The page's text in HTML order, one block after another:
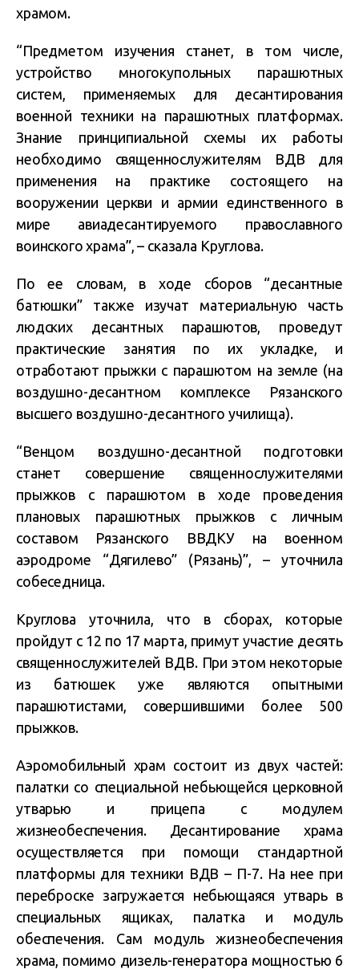
храмом.
“Предметом изучения станет, в том числе,
устройство многокупольных парашютных
систем, применяемых для десантирования
военной техники на парашютных платформах.
Знание принципиальной схемы их работы
необходимо священнослужителям ВДВ для
применения на практике состоящего на
вооружении церкви и армии единственного в
мире авиадесантируемого православного
воинского храма”, – сказала Круглова.
По ее словам, в ходе сборов “десантные
батюшки” также изучат материальную часть
людских десантных парашютов, проведут
практические занятия по их укладке, и
отработают прыжки с парашютом на земле (на
воздушно-десантном комплексе Рязанского
высшего воздушно-десантного училища).
“Венцом воздушно-десантной подготовки
станет совершение священнослужителями
прыжков с парашютом в ходе проведения
плановых парашютных прыжков с личным
составом Рязанского ВВДКУ на военном
аэродроме “Дягилево” (Рязань)”, – уточнила
собеседница.
Круглова уточнила, что в сборах, которые
пройдут с 12 по 17 марта, примут участие десять
священнослужителей ВДВ. При этом некоторые
из батюшек уже являются опытными
парашютистами, совершившими более 500
прыжков.
Аэромобильный храм состоит из двух частей:
палатки со специальной небьющейся церковной
утварью и прицепа с модулем
жизнеобеспечения. Десантирование храма
осуществляется при помощи стандартной
платформы для техники ВДВ – П-7. На нее при
переброске загружается небьющаяся утварь в
специальных ящиках, палатка и модуль
обеспечения. Сам модуль жизнеобеспечения
храма, помимо дизель-генератора мощностью 6